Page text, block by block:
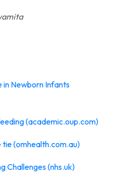
in Newborn Infants
(academic.oup.com)
tie (omhealth.com.au)
Challenges (nhs.uk)